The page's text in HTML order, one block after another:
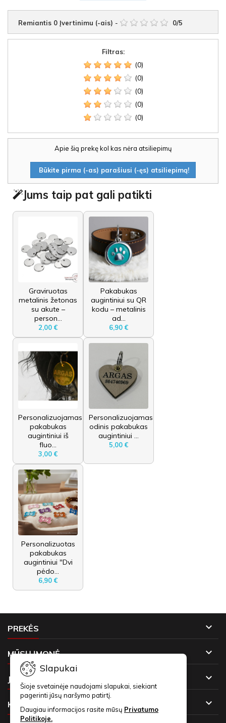
Remiantis 0 Įvertinimu (-ais) - 0/5
Filtras:
(0)
(0)
(0)
(0)
(0)
Apie šią prekę kol kas nėra atsiliepimų
Būkite pirma (-as) parašiusi (-ęs) atsiliepimą!
Jums taip pat gali patikti
Graviruotas
metalinis žetonas
su akute –
person...
2,00 €
Pakabukas
augintiniui su QR
kodu – metalinis
ad...
6,90 €
Personalizuojamas
pakabukas
augintiniui iš
fluo...
3,00 €
Personalizuojamas
odinis pakabukas
augintiniui ...
5,00 €
Personalizuotas
pakabukas
augintiniui "Dvi
pėdo...
6,90 €
PREKĖS 
MŪSŲ ĮMONĖ 
JŪSŲ PASKYRA 
KONTAKTAI 
Slapukai
Šioje svetainėje naudojami slapukai, siekiant
pagerinti jūsų naršymo patirtį.
Daugiau informacijos rasite mūsų Privatumo
Politikoje.